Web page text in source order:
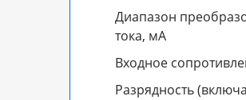
Диапазон
тока, мА
Входное
Разрядность